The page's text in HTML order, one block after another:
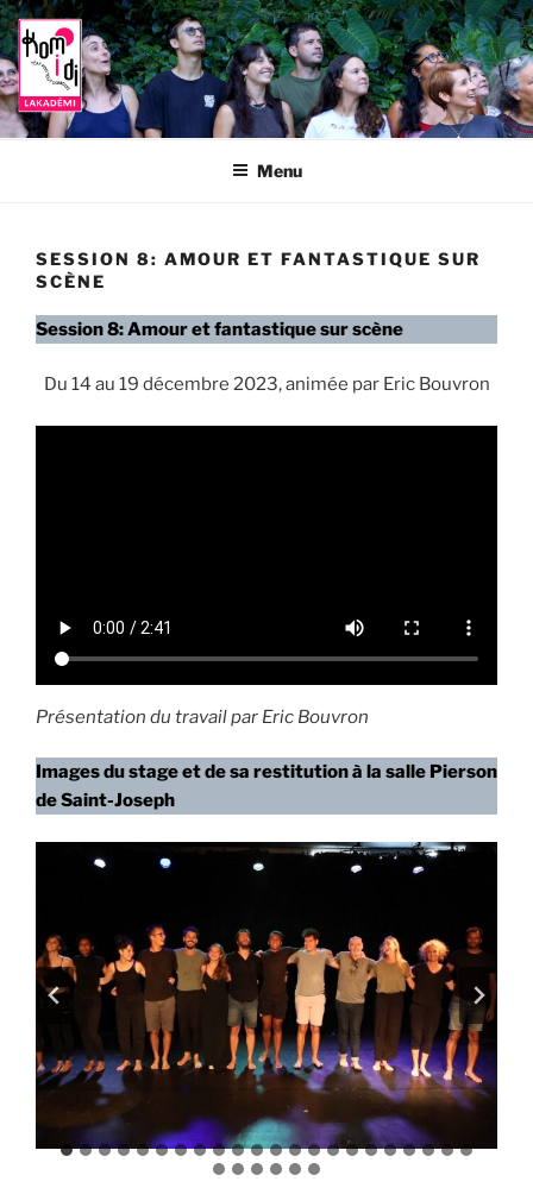
Aller
au
contenu
principal
LAKADÉMI KOMIDI
La formation théâtrale de Komidi, association qui organise le festival
Menu
SESSION 8: AMOUR ET FANTASTIQUE SUR
SCÈNE
Session 8: Amour et fantastique sur scène
Du 14 au 19 décembre 2023, animée par Eric Bouvron
Présentation du travail par Eric Bouvron
Images du stage et de sa restitution à la salle Pierson
de Saint-Joseph